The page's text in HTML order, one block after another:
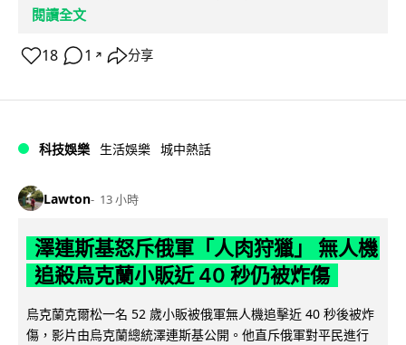
閱讀全文
18 1 ↗ 分享
科技娛樂 生活娛樂 城中熱話
Lawton 13 小時
澤連斯基怒斥俄軍「人肉狩獵」 無人機
追殺烏克蘭小販近 40 秒仍被炸傷
烏克蘭克爾松一名 52 歲小販被俄軍無人機追擊近 40 秒後被炸
傷，影片由烏克蘭總統澤連斯基公開。他直斥俄軍對平民進行